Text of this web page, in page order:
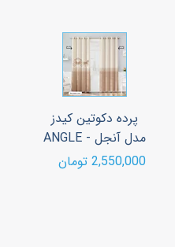
پرده دکوتین کیدز
مدل آنجل - ANGLE
2,550,000 تومان